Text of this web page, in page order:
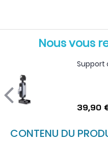
Nous vous
Support
39,90
CONTENU DU